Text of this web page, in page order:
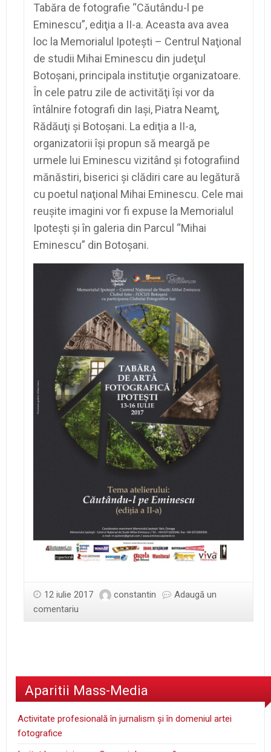
Tabăra de fotografie “Căutându-l pe
Eminescu”, ediţia a II-a. Aceasta ava avea
loc la Memorialul Ipoteşti – Centrul Naţional
de studii Mihai Eminescu din judeţul
Botoşani, principala instituţie organizatoare.
În cele patru zile de activităţi îşi vor da
întâlnire fotografi din Iaşi, Piatra Neamţ,
Rădăuţi şi Botoşani. La ediţia a II-a,
organizatorii își propun să meargă pe
urmele lui Eminescu vizitând şi fotografiind
mănăstiri, biserici şi clădiri care au legătură
cu poetul naţional Mihai Eminescu. Cele mai
reuşite imagini vor fi expuse la Memorialul
Ipoteşti şi în galeria din Parcul “Mihai
Eminescu” din Botoșani.
12 iulie 2017 constantin
Adaugă un
comentariu
Aparitii Mass-Media
Activitate profesională în jurnalism şi în domeniul artei
fotografice